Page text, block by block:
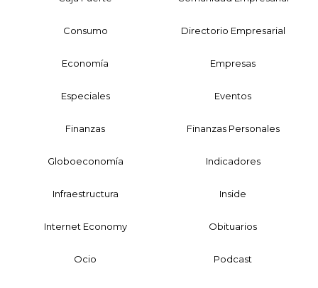
Consumo Directorio Empresarial
Economía Empresas
Especiales Eventos
Finanzas Finanzas Personales
Globoeconomía Indicadores
Infraestructura Inside
Internet Economy Obituarios
Ocio Podcast